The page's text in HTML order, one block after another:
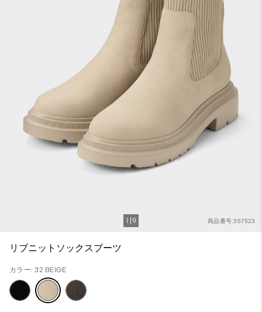
商品番号:357523
1 9
リブニットソックスブーツ
カラー: 32 BEIGE